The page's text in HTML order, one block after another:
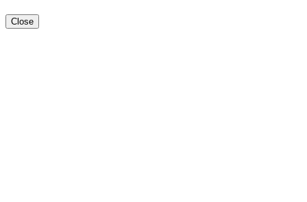
Close